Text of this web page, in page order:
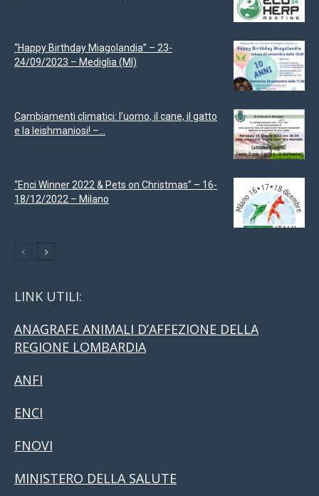
“Happy Birthday Miagolandia” – 23-
24/09/2023 – Mediglia (MI)
Cambiamenti climatici: l’uomo, il cane, il gatto
e la leishmaniosi! –...
“Enci Winner 2022 & Pets on Christmas” – 16-
18/12/2022 – Milano
LINK UTILI:
ANAGRAFE ANIMALI D’AFFEZIONE DELLA
REGIONE LOMBARDIA
ANFI
ENCI
FNOVI
MINISTERO DELLA SALUTE